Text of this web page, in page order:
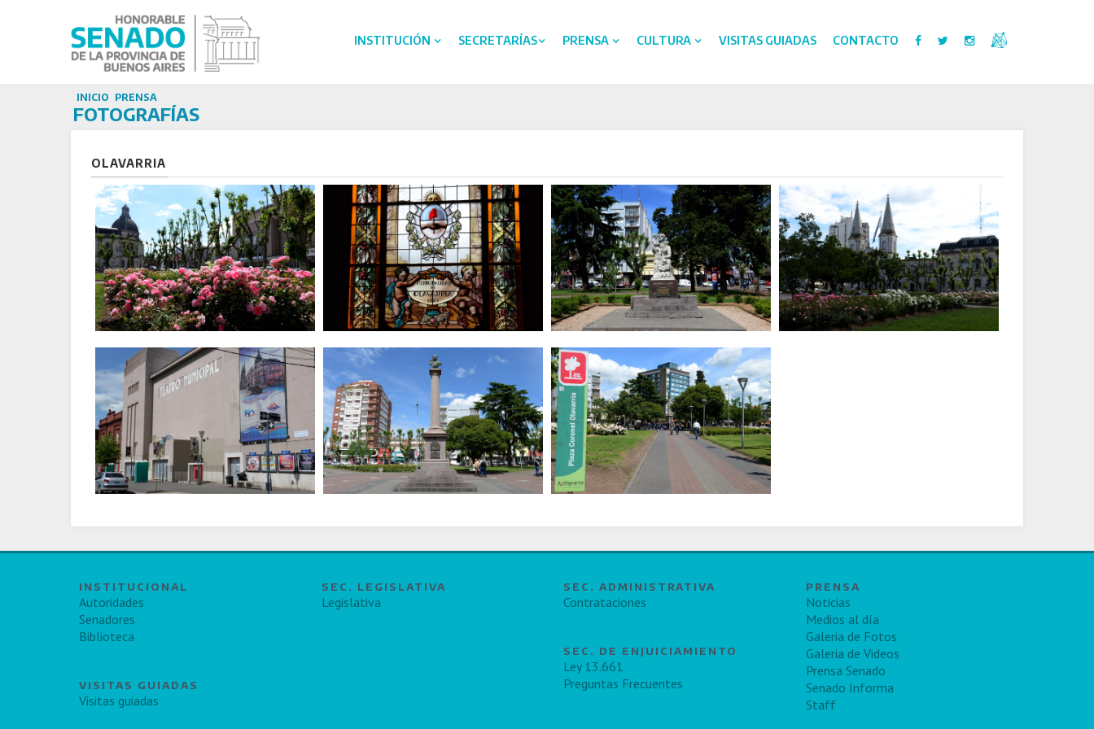
INSTITUCIÓN SECRETARÍAS PRENSA CULTURA VISITAS GUIADAS CONTACTO
INICIO PRENSA
FOTOGRAFÍAS
OLAVARRIA
INSTITUCIONAL
Autoridades
Senadores
Biblioteca
VISITAS GUIADAS
Visitas guiadas
SEC. LEGISLATIVA
Legislativa
SEC. ADMINISTRATIVA
Contrataciones
SEC. DE ENJUICIAMIENTO
Ley 13.661
Preguntas Frecuentes
PRENSA
Noticias
Medios al día
Galeria de Fotos
Galeria de Videos
Prensa Senado
Senado Informa
Staff